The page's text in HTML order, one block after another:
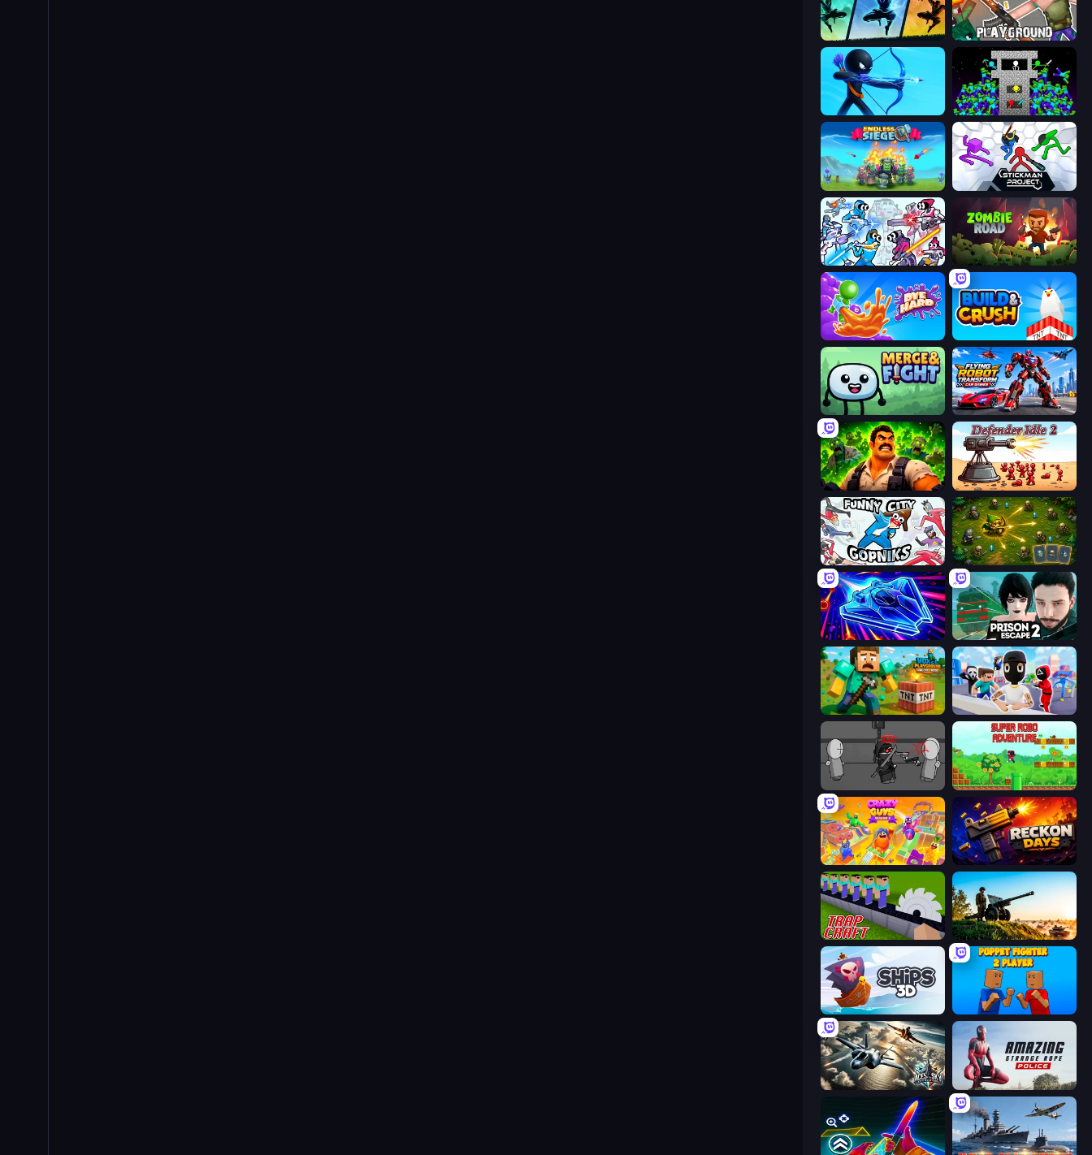
Shadow Ninja Revenge Playground
Archers Random Stick Epic Fighter
Endless Siege Stickman Project
Space Wars Battleground Zombie Road
Dye Hard Build and Crush
Merge & Fight Flying Robot Transform Car Games
Zombie Lab Escape Defender Idle 2
Funny City: Gopniks Tiny Ranger
Stellar Swarm Prison Escape 2
Voxel Playground: Ragdoll Noob
Madness Project Nexus Super Robo - Adventure
Crazy Guys Reckon Days
Trap Craft Artillery Vs Tanks
Ships 3D Puppet Fighter 2 Player
Aces of the Sky: Epic Dogfights Amazing Strange Rope Police